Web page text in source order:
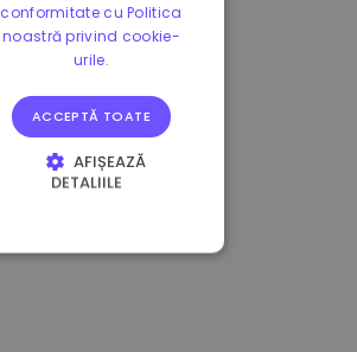
conformitate cu Politica
noastră privind cookie-
urile.
ACCEPTĂ TOATE
AFIȘEAZĂ
DETALIILE